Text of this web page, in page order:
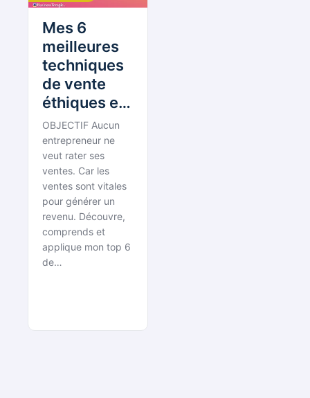
Mes 6
meilleures
techniques
de vente
éthiques en
moins d’une
heure…
mise en
pratique
comprise…
OBJECTIF Aucun
entrepreneur ne
veut rater ses
ventes. Car les
ventes sont vitales
pour générer un
revenu. Découvre,
comprends et
applique mon top 6
de…